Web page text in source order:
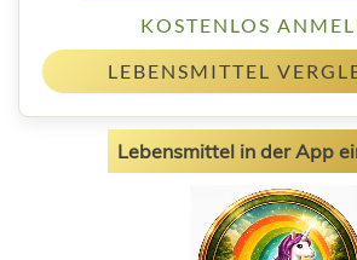
KOSTENLOS
LEBENSMITTEL
Lebensmittel in der App